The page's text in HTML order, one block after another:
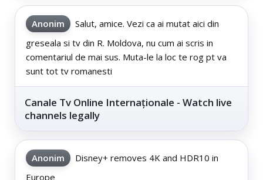
Anonim
Salut, amice. Vezi ca ai mutat aici din
greseala si tv din R. Moldova, nu cum ai scris in
comentariul de mai sus. Muta-le la loc te rog pt va
sunt tot tv romanesti
Canale Tv Online Internaționale - Watch live
channels legally
Anonim
Disney+ removes 4K and HDR10 in
Europe